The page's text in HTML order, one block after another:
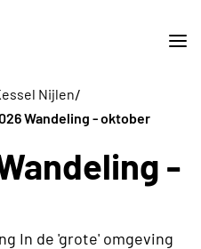
Nijlen/
Wandeling - oktober
-
In de 'grote' omgeving